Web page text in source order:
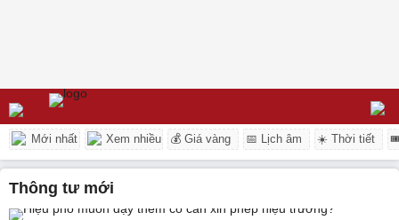
Mới nhất Xem nhiều 💰 Giá vàng 📅 Lịch âm ☀️ Thời tiết
Thông tư mới